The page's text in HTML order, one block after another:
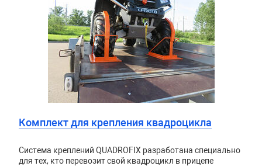
Комплект для крепления квадроцикла
Система креплений QUADROFIX разработана специально
для тех, кто перевозит свой квадроцикл в прицепе